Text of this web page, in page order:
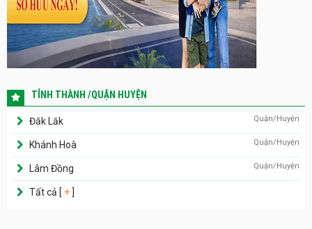
TỈNH THÀNH /QUẬN HUYỆN
Đăk Lăk Quận/Huyện
Khánh Hoà Quận/Huyện
Lâm Đồng Quận/Huyện
Tất cả [ + ]